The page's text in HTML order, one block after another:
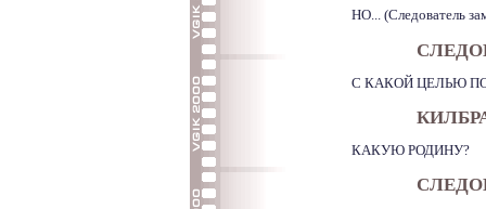
НО... (Следователь
С КАКОЙ ЦЕЛЬЮ
КАКУЮ РОДИНУ?